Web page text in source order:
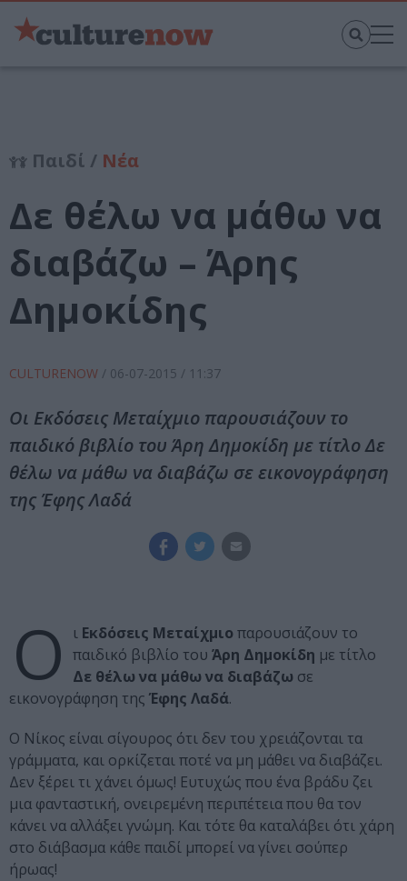
Παιδί / Νέα
Δε θέλω να μάθω να
διαβάζω – Άρης
Δημοκίδης
CULTURENOW / 06-07-2015 / 11:37
Οι Εκδόσεις Μεταίχμιο παρουσιάζουν το
παιδικό βιβλίο του Άρη Δημοκίδη με τίτλο Δε
θέλω να μάθω να διαβάζω σε εικονογράφηση
της Έφης Λαδά
Ο ι Εκδόσεις Μεταίχμιο παρουσιάζουν το
παιδικό βιβλίο του Άρη Δημοκίδη με τίτλο
Δε θέλω να μάθω να διαβάζω σε
εικονογράφηση της Έφης Λαδά.
Ο Νίκος είναι σίγουρος ότι δεν του χρειάζονται τα
γράμματα, και ορκίζεται ποτέ να μη μάθει να διαβάζει.
Δεν ξέρει τι χάνει όμως! Ευτυχώς που ένα βράδυ ζει
μια φανταστική, ονειρεμένη περιπέτεια που θα τον
κάνει να αλλάξει γνώμη. Και τότε θα καταλάβει ότι χάρη
στο διάβασμα κάθε παιδί μπορεί να γίνει σούπερ
ήρωας!